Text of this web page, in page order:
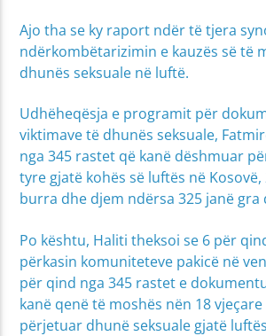
Ajo tha se ky raport ndër të tjera
ndërkombëtarizimin e kauzës së të
dhunës seksuale në luftë.
Udhëheqësja e programit për
viktimave të dhunës seksuale,
nga 345 rastet që kanë dëshmuar
tyre gjatë kohës së luftës në
burra dhe djem ndërsa 325 janë gra
Po kështu, Haliti theksoi se 6 për
përkasin komuniteteve pakicë në
për qind nga 345 rastet e
kanë qenë të moshës nën 18
përjetuar dhunë seksuale gjatë